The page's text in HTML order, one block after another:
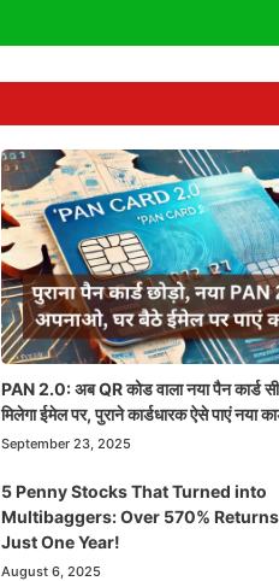
PAN 2.0: अब QR कोड वाला नया पैन कार्ड
मिलेगा ईमेल पर, पुराने कार्डधारक ऐसे पाएं नया
September 23, 2025
5 Penny Stocks That Turned into
Multibaggers: Over 570%
Just One Year!
August 6, 2025